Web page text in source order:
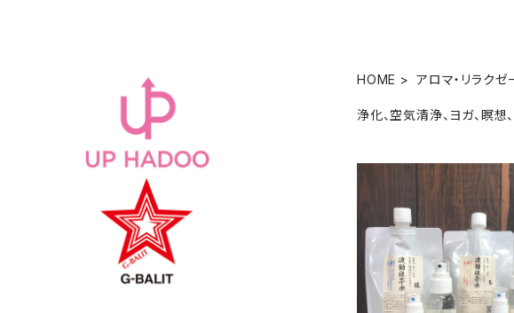
HOME アロマ・リラクゼ
浄化、空気清浄、ヨガ、瞑